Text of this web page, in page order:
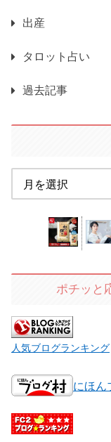
出産
タロット占い
過去記事
ポチッと
人気ブログランキング
にほん